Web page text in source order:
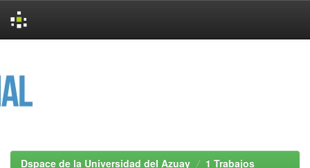
Dspace de la Universidad del Azuay
1 Trabajos